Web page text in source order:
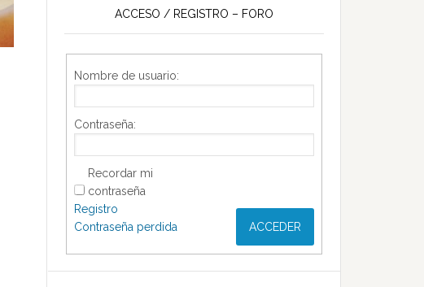
ACCESO / REGISTRO – FORO
Nombre de usuario:
Contraseña:
Recordar mi
contraseña
ACCEDER
Registro
Contraseña perdida